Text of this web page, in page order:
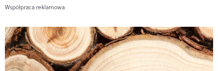
Współpraca reklamowa